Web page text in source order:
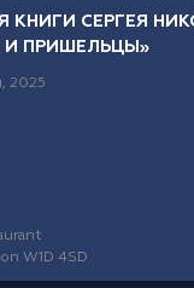
КНИГИ СЕРГЕЯ
И ПРИШЕЛЬЦЫ»
2025
W1D 4SD